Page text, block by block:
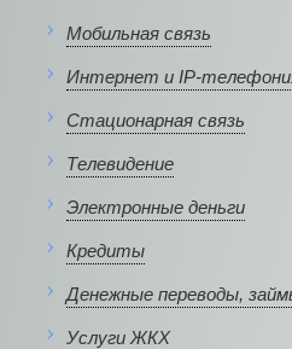
Мобильная связь
Интернет и IP-
Стационарная связь
Телевидение
Электронные деньги
Кредиты
Денежные переводы,
Услуги ЖКХ